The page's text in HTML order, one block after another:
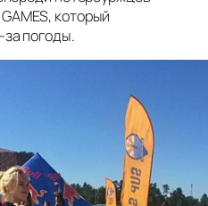
который
погоды.